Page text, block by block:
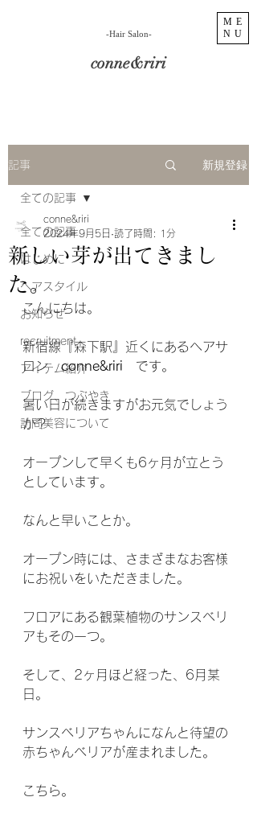
ME
NU
conne&riri
​-Hair Salon-
記事 新規登録
全ての記事
はじめに
ヘアスタイル
お知らせ
recruitment
アイテム紹介
ブログ、つぶやき
訪問美容について
全ての記事
新しい芽が出てきまし
た。
conne&riri
2024年9月5日 読了時間: 1分
こんにちは。
新宿線『森下駅』近くにあるヘアサ
ロン conne&riri です。
暑い日が続きますがお元気でしょう
か？
オープンして早くも6ヶ月が立とう
としています。
なんと早いことか。
オープン時には、さまざまなお客様
にお祝いをいただきました。
フロアにある観葉植物のサンスベリ
アもその一つ。
そして、2ヶ月ほど経った、6月某
日。
サンスベリアちゃんになんと待望の
赤ちゃんベリアが産まれました。
こちら。